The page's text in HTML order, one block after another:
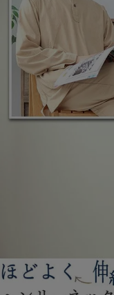
春
春
オーガニック素材
柄物
マタニティ
パジャマ
体型別におすすめパジ
ャマ
上着単品
お支払い・送料・配送
について
会社概要